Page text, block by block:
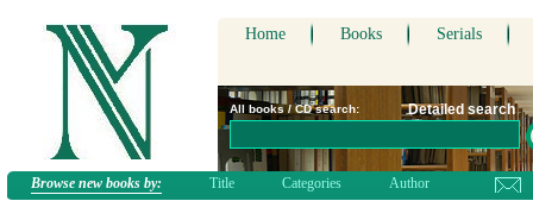
Home Books Serials
All books / CD search: Detailed search
Browse new books by: Title Categories Author